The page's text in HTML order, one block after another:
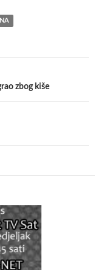
zbog kiše